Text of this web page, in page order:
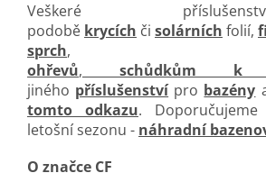
Veškeré
podobě krycích či solárních folií,
sprch
ohřevů, schůdkům k
jiného příslušenstvípro bazény
tomto odkazu.
letošní sezonu - náhradní
O značce CF